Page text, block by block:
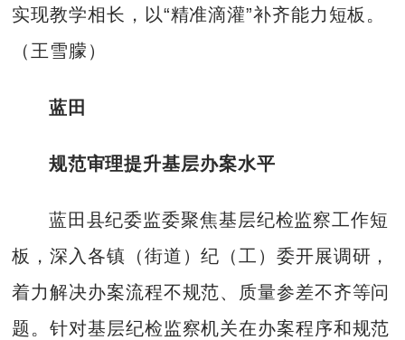
实现教学相长，以“精准滴灌”补齐能力短板。
（王雪朦）
蓝田
规范审理提升基层办案水平
蓝田县纪委监委聚焦基层纪检监察工作短
板，深入各镇（街道）纪（工）委开展调研，
着力解决办案流程不规范、质量参差不齐等问
题。针对基层纪检监察机关在办案程序和规范